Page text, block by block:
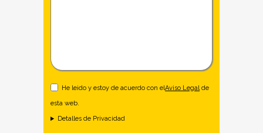
He leido y estoy de acuerdo con elAviso Legalde
esta web.
Detalles de Privacidad